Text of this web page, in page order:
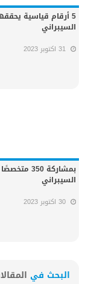
5 أرقام قياسية
السيبراني
31 اكتوبر 2023
السيبراني
30 اكتوبر 2023
البحث في